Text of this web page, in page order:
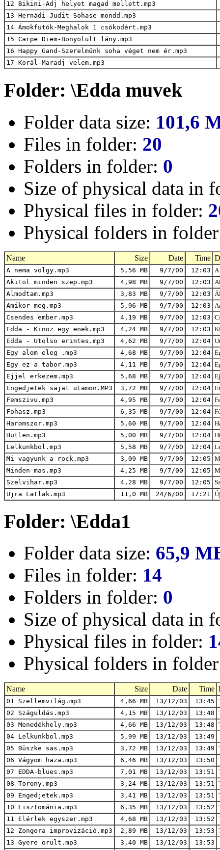
12 Bikini-Adj helyet magad mellett.mp3
13 Hernádi Judit-Sohase mondd.mp3
14 Ámokfutók-Meghalok 1 csókodért.mp3
15 Carpe Diem-Bonyolult lány.mp3
16 Happy Gand-Szerelmünk soha véget nem ér.mp3
17 Korál-Maradj velem.mp3
Folder: \Edda muvek
Folder data size: 101,6
Files in folder: 20
Folders in folder: 0
Size of physical data in
Physical files in folder:
Physical folders in
Name Size Date Time
A nema volgy.mp3 5,56 MB 9/7/00 12:03
Akitol minden szep.mp3
4,98 MB 9/7/00 12:03
Almodtam.mp3
3,83 MB 9/7/00 12:03
Amikor meg.mp3
5,96 MB 9/7/00 12:03
Csendes ember.mp3
4,19 MB 9/7/00 12:03
Edda - Kinoz egy enek.mp3
4,24 MB 9/7/00 12:03
Edda - Utolso erintes.mp3
4,62 MB 9/7/00 12:04
Egy alom eleg .mp3
4,68 MB 9/7/00 12:04
Egy ez a tabor.mp3
4,11 MB 9/7/00 12:04
Ejjel erkezem.mp3
5,68 MB 9/7/00 12:04
Engedjetek sajat utamon.MP3
3,72 MB 9/7/00 12:04
Femszivu.mp3
4,95 MB 9/7/00 12:04
Fohasz.mp3
6,35 MB 9/7/00 12:04
Haromszor.mp3
5,60 MB 9/7/00 12:04
Hutlen.mp3
5,00 MB 9/7/00 12:04
Lelkunkbol.mp3
5,58 MB 9/7/00 12:04
Mi vagyunk a rock.mp3
3,09 MB 9/7/00 12:05
Minden mas.mp3
4,25 MB 9/7/00 12:05
Szelvihar.mp3
4,28 MB 9/7/00 12:05
Ujra Latlak.mp3
11,0 MB 24/6/00 17:21
Folder: \Edda1
Folder data size: 65,9
Files in folder: 14
Folders in folder: 0
Size of physical data in
Physical files in folder:
Physical folders in
Name Size Date Time
01 Szellemvilág.mp3 4,66 MB 13/12/03 13:45
02 Száguldás.mp3
4,15 MB 13/12/03 13:48
03 Menedékhely.mp3
4,66 MB 13/12/03 13:48
04 Lelkünkbol.mp3
5,99 MB 13/12/03
13:49
05 Büszke sas.mp3
3,72 MB 13/12/03 13:49
06 Vágyom haza.mp3
6,46 MB 13/12/03 13:50
07 EDDA-blues.mp3
7,01 MB 13/12/03 13:51
08 Torony.mp3
3,24 MB 13/12/03 13:51
09 Engedjetek.mp3
3,41 MB 13/12/03 13:51
10 Lisztománia.mp3
6,35 MB 13/12/03 13:52
11 Elérlek egyszer.mp3
4,68 MB 13/12/03 13:52
12 Zongora improvizáció.mp3
2,89 MB 13/12/03 13:53
13 Gyere orült.mp3
3,40 MB 13/12/03
13:53